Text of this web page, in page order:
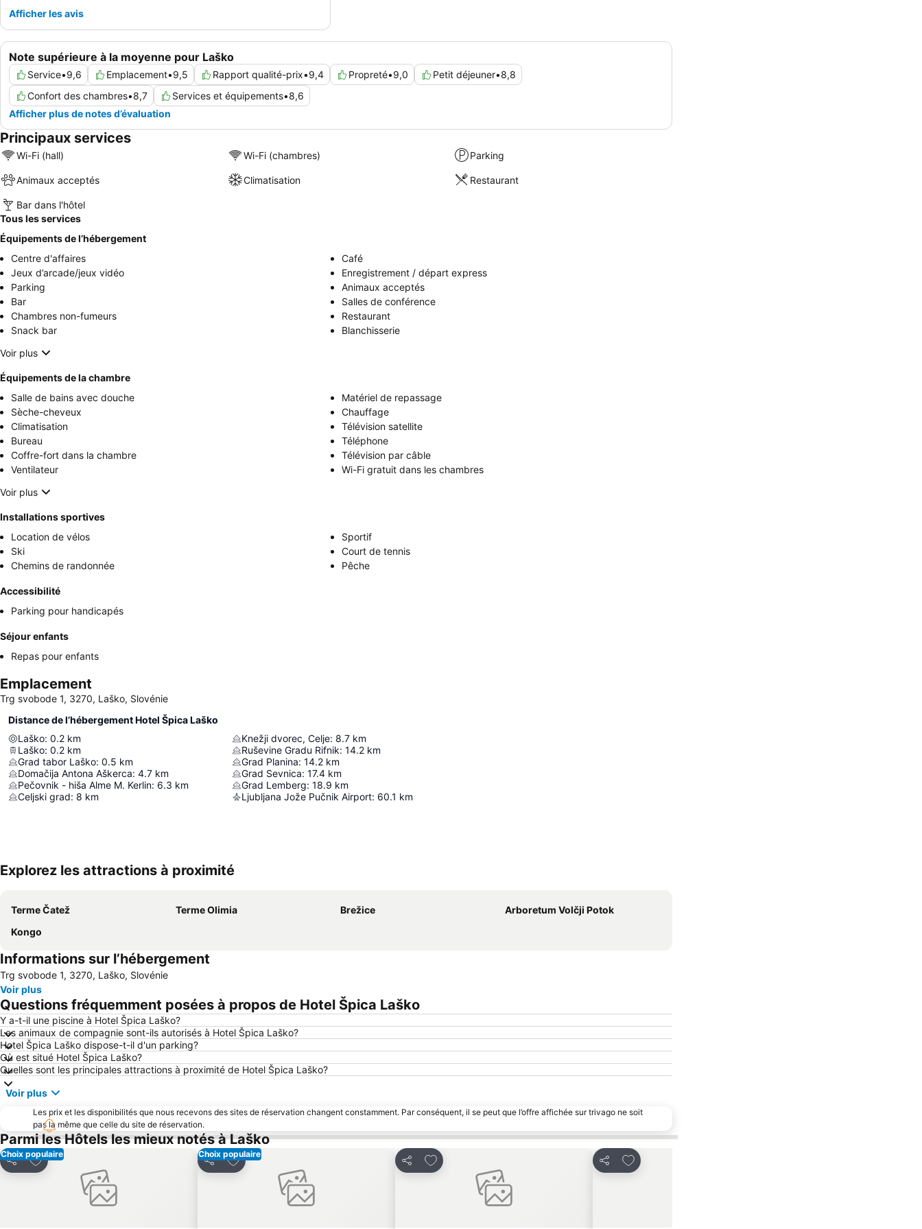
Note supérieure à la moyenne pour Laško
Service•9,6 Emplacement•9,5 Rapport qualité-prix•9,4 Propreté•9,0 Petit déjeuner•8,8
Confort des chambres•8,7 Services et équipements•8,6
Afficher plus de notes d’évaluation
Afficher les avis
Principaux services
Wi-Fi (hall) Wi-Fi (chambres) Parking
Animaux acceptés Climatisation Restaurant
Bar dans l'hôtel
Tous les services
Équipements de l’hébergement
Centre d'affaires
Café
Jeux d’arcade/jeux vidéo
Enregistrement / départ express
Parking
Animaux acceptés
Bar
Salles de conférence
Chambres non-fumeurs
Restaurant
Snack bar
Blanchisserie
Voir plus
Équipements de la chambre
Salle de bains avec douche
Matériel de repassage
Sèche-cheveux
Chauffage
Climatisation
Télévision satellite
Bureau
Téléphone
Coffre-fort dans la chambre
Télévision par câble
Ventilateur
Wi-Fi gratuit dans les chambres
Voir plus
Installations sportives
Location de vélos
Sportif
Ski
Court de tennis
Chemins de randonnée
Pêche
Accessibilité
Parking pour handicapés
Séjour enfants
Repas pour enfants
Emplacement
Trg svobode 1, 3270, Laško, Slovénie
Distance de l’hébergement Hotel Špica Laško
Laško: 0.2 km
Laško: 0.2 km
Grad tabor Laško: 0.5 km
Domačija Antona Aškerca: 4.7 km
Pečovnik - hiša Alme M. Kerlin: 6.3 km
Celjski grad: 8 km
Knežji dvorec, Celje: 8.7 km
Ruševine Gradu Rifnik: 14.2 km
Grad Planina: 14.2 km
Grad Sevnica: 17.4 km
Grad Lemberg: 18.9 km
Ljubljana Jože Pučnik Airport: 60.1 km
Explorez les attractions à proximité
Terme Čatež Terme Olimia Brežice
Arboretum Volčji Potok
Kongo
Informations sur l’hébergement
Trg svobode 1, 3270, Laško, Slovénie
Voir plus
Questions fréquemment posées à propos de Hotel Špica Laško
Y a-t-il une piscine à Hotel Špica Laško?
Les animaux de compagnie sont-ils autorisés à Hotel Špica Laško?
Hotel Špica Laško dispose-t-il d'un parking?
Où est situé Hotel Špica Laško?
Quelles sont les principales attractions à proximité de Hotel Špica Laško?
Voir plus
Les prix et les disponibilités que nous recevons des sites de réservation changent constamment. Par conséquent, il se peut que l’offre affichée sur trivago ne soit
pas la même que celle du site de réservation.
Parmi les Hôtels les mieux notés à Laško
Choix populaire
Partager
Ajouter à mes favoris Choix populaire
Partager
Ajouter à mes favoris
Partager
Ajouter à mes favoris
Partager
Ajouter à mes favoris